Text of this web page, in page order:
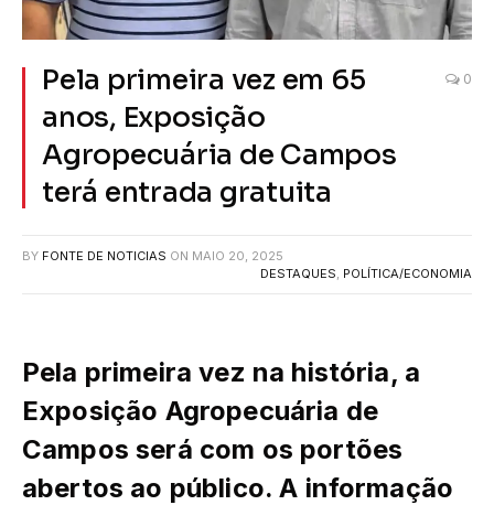
Pela primeira vez em 65
anos, Exposição
Agropecuária de Campos
terá entrada gratuita
0
BY FONTE DE NOTICIAS ON MAIO 20, 2025
DESTAQUES POLÍTICA/ECONOMIA
Pela primeira vez na história, a
Exposição Agropecuária de
Campos será com os portões
abertos ao público. A informação